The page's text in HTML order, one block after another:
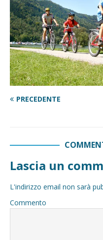
PRECEDENTE
Lascia un
L'indirizzo email non sarà
Commento